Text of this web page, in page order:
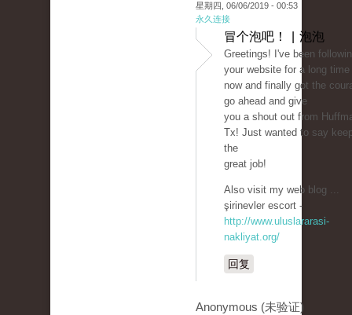
星期四, 06/06/2019 - 00:53
永久连接
冒个泡吧！ | 泡泡
Greetings! I've been
your website for a long time
now and finally got the
go ahead and give
you a shout out from
Tx! Just wanted to say
the
great job!
Also visit my web blog ...
şirinevler escort -
http://www.uluslararasi-
nakliyat.org/
回复
Anonymous (未验证)